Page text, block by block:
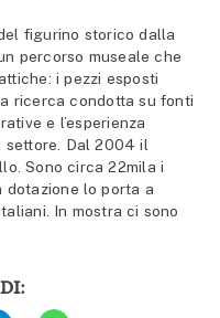
figurino storico dalla
percorso museale che
i pezzi esposti
ricerca condotta su fonti
e l’esperienza
settore. Dal 2004 il
Sono circa 22mila i
dotazione lo porta a
In mostra ci sono